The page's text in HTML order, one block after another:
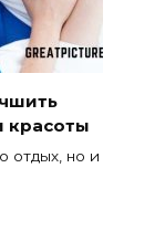
красоты
отдых, но и